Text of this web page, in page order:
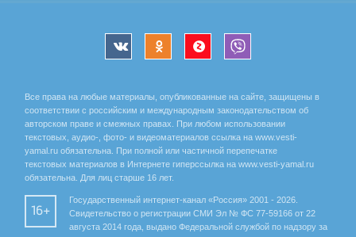
Все права на любые материалы, опубликованные на сайте, защищены в
соответствии с российским и международным законодательством об
авторском праве и смежных правах. При любом использовании
текстовых, аудио-, фото- и видеоматериалов ссылка на www.vesti-
yamal.ru обязательна. При полной или частичной перепечатке
текстовых материалов в Интернете гиперссылка на www.vesti-yamal.ru
обязательна. Для лиц старше 16 лет.
16+
Государственный интернет-канал «Россия» 2001 - 2026.
Свидетельство о регистрации СМИ Эл № ФС 77-59166 от 22
августа 2014 года, выдано Федеральной службой по надзору за